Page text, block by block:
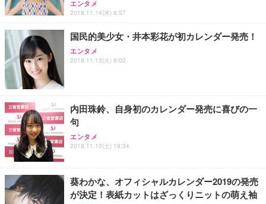
エンタメ
2018.11.14(水) 8:57
国民的美少女・井本彩花が初カレンダー発売！
エンタメ
2018.11.13(火) 8:02
内田珠鈴、自身初のカレンダー発売に喜びの一
句
エンタメ
2018.11.10(土) 19:34
葵わかな、オフィシャルカレンダー2019の発売
が決定！表紙カットはざっくりニットの萌え袖